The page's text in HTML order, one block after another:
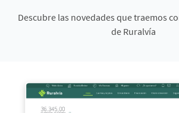
Descubre las novedades que traemos
de Ruralvía